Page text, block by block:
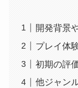
開発背景
プレイ体
初期の評
他ジャン